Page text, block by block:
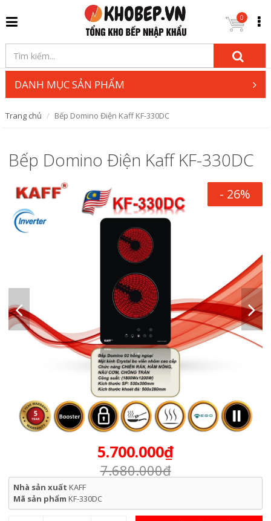
0
DANH MỤC SẢN PHẨM
Trang chủ Bếp Domino Điện Kaff KF-330DC
Bếp Domino Điện Kaff KF-330DC
- 26%
5.700.000₫
7.680.000₫
Nhà sản xuất KAFF
Mã sản phẩm KF-330DC